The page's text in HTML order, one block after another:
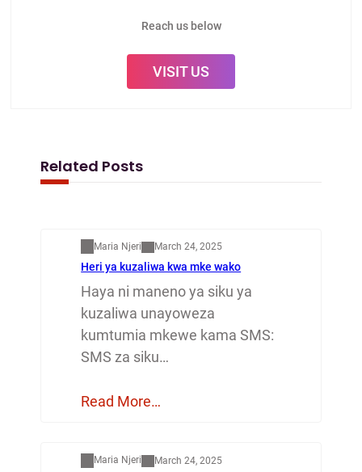
Reach us below
VISIT US
Related Posts
Maria Njeri March 24, 2025
Heri ya kuzaliwa kwa mke wako
Haya ni maneno ya siku ya
kuzaliwa unayoweza
kumtumia mkewe kama SMS:
SMS za siku…
Read More…
Maria Njeri March 24, 2025